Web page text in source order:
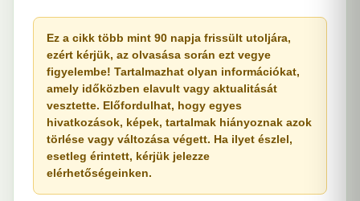
Ez a cikk több mint 90 napja frissült utoljára,
ezért kérjük, az olvasása során ezt vegye
figyelembe! Tartalmazhat olyan információkat,
amely időközben elavult vagy aktualitását
vesztette. Előfordulhat, hogy egyes
hivatkozások, képek, tartalmak hiányoznak azok
törlése vagy változása végett. Ha ilyet észlel,
esetleg érintett, kérjük jelezze
elérhetőségeinken.